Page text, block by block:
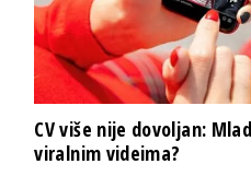
CV više nije dovoljan:
viralnim videima?